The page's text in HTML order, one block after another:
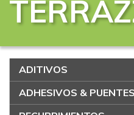
ADITIVOS
ADHESIVOS &